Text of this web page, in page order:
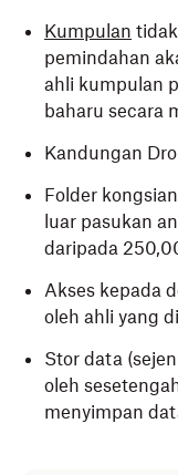
Kumpulan
pemindahan
ahli kumpulan
baharu secara
Kandungan
Folder
luar pasukan
daripada
Akses kepada
oleh ahli yang
Stor data
oleh
menyimpan